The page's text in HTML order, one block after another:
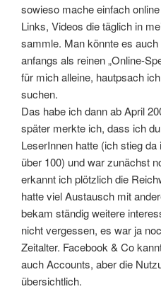
sowieso mache einfach
Links, Videos die täglich in
sammle. Man könnte es
anfangs als reinen „Online-
für mich alleine, hautpsach
suchen.
Das habe ich dann ab April
später merkte ich, dass ich
LeserInnen hatte (ich stieg
über 100) und war zunächst
erkannt ich plötzlich die
hatte viel Austausch mit
bekam ständig weitere
nicht vergessen, es war ja
Zeitalter. Facebook & Co
auch Accounts, aber die
übersichtlich.